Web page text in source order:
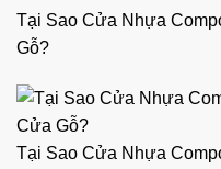
Tại Sao Cửa Nhựa
Gỗ?
Tại Sao Cửa Nhựa